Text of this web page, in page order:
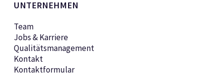
UNTERNEHMEN
Team
Jobs & Karriere
Qualitätsmanagement
Kontakt
Kontaktformular